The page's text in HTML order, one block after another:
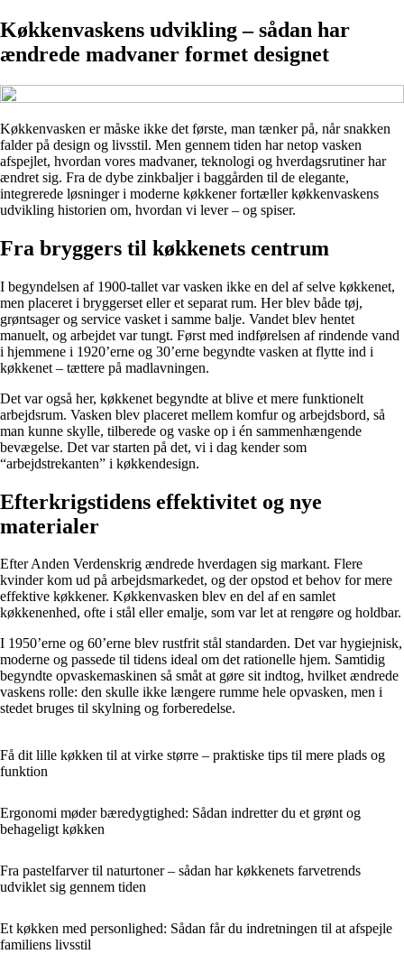
Køkkenvaskens udvikling – sådan har
ændrede madvaner formet designet
Køkkenvasken er måske ikke det første, man tænker på, når snakken
falder på design og livsstil. Men gennem tiden har netop vasken
afspejlet, hvordan vores madvaner, teknologi og hverdagsrutiner har
ændret sig. Fra de dybe zinkbaljer i baggården til de elegante,
integrerede løsninger i moderne køkkener fortæller køkkenvaskens
udvikling historien om, hvordan vi lever – og spiser.
Fra bryggers til køkkenets centrum
I begyndelsen af 1900-tallet var vasken ikke en del af selve køkkenet,
men placeret i bryggerset eller et separat rum. Her blev både tøj,
grøntsager og service vasket i samme balje. Vandet blev hentet
manuelt, og arbejdet var tungt. Først med indførelsen af rindende vand
i hjemmene i 1920’erne og 30’erne begyndte vasken at flytte ind i
køkkenet – tættere på madlavningen.
Det var også her, køkkenet begyndte at blive et mere funktionelt
arbejdsrum. Vasken blev placeret mellem komfur og arbejdsbord, så
man kunne skylle, tilberede og vaske op i én sammenhængende
bevægelse. Det var starten på det, vi i dag kender som
“arbejdstrekanten” i køkkendesign.
Efterkrigstidens effektivitet og nye
materialer
Efter Anden Verdenskrig ændrede hverdagen sig markant. Flere
kvinder kom ud på arbejdsmarkedet, og der opstod et behov for mere
effektive køkkener. Køkkenvasken blev en del af en samlet
køkkenenhed, ofte i stål eller emalje, som var let at rengøre og holdbar.
I 1950’erne og 60’erne blev rustfrit stål standarden. Det var hygiejnisk,
moderne og passede til tidens ideal om det rationelle hjem. Samtidig
begyndte opvaskemaskinen så småt at gøre sit indtog, hvilket ændrede
vaskens rolle: den skulle ikke længere rumme hele opvasken, men i
stedet bruges til skylning og forberedelse.
Få dit lille køkken til at virke større – praktiske tips til mere plads og
funktion
Ergonomi møder bæredygtighed: Sådan indretter du et grønt og
behageligt køkken
Fra pastelfarver til naturtoner – sådan har køkkenets farvetrends
udviklet sig gennem tiden
Et køkken med personlighed: Sådan får du indretningen til at afspejle
familiens livsstil